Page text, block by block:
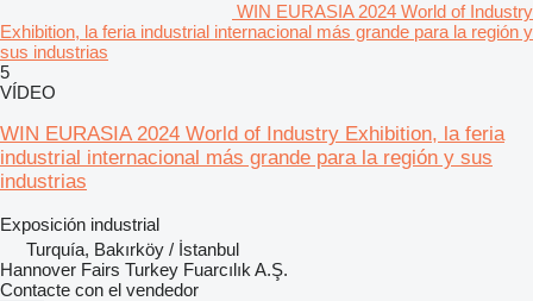
WIN EURASIA 2024 World of Industry
Exhibition, la feria industrial internacional más grande para la región y
sus industrias
5
VÍDEO
WIN EURASIA 2024 World of Industry Exhibition, la feria
industrial internacional más grande para la región y sus
industrias
Exposición industrial
Turquía, Bakırköy / İstanbul
Hannover Fairs Turkey Fuarcılık A.Ş.
Contacte con el vendedor